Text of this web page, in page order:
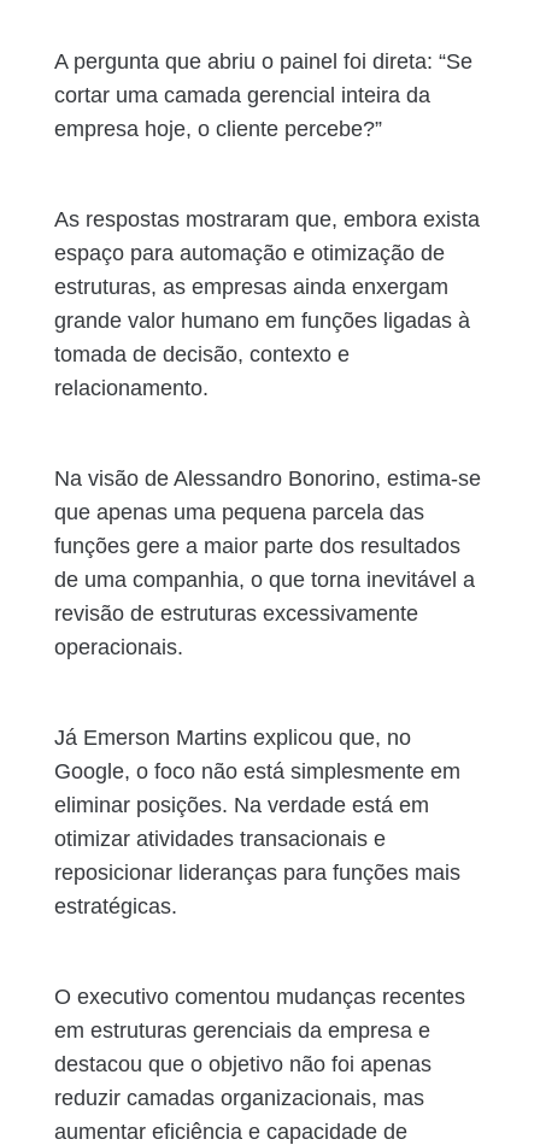
A pergunta que abriu o painel foi direta: “Se
cortar uma camada gerencial inteira da
empresa hoje, o cliente percebe?”
As respostas mostraram que, embora exista
espaço para automação e otimização de
estruturas, as empresas ainda enxergam
grande valor humano em funções ligadas à
tomada de decisão, contexto e
relacionamento.
Na visão de Alessandro Bonorino, estima-se
que apenas uma pequena parcela das
funções gere a maior parte dos resultados
de uma companhia, o que torna inevitável a
revisão de estruturas excessivamente
operacionais.
Já Emerson Martins explicou que, no
Google, o foco não está simplesmente em
eliminar posições. Na verdade está em
otimizar atividades transacionais e
reposicionar lideranças para funções mais
estratégicas.
O executivo comentou mudanças recentes
em estruturas gerenciais da empresa e
destacou que o objetivo não foi apenas
reduzir camadas organizacionais, mas
aumentar eficiência e capacidade de